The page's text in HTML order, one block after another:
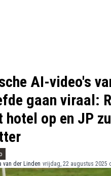
AI-video's
gaan viraal:
hotel op en JP
van der Linden vrijdag, 22 augustus 2025